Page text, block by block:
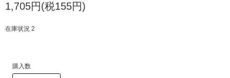
1,705円(税155円)
在庫状況 2
購入数